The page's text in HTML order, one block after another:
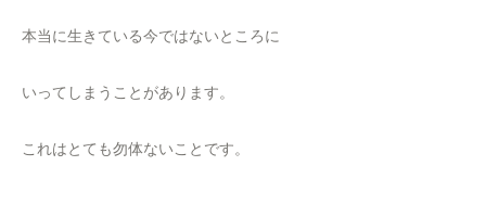
本当に生きている今ではないところに
いってしまうことがあります。
これはとても勿体ないことです。